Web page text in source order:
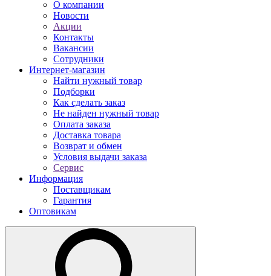
О компании
Новости
Акции
Контакты
Вакансии
Сотрудники
Интернет-магазин
Найти нужный товар
Подборки
Как сделать заказ
Не найден нужный товар
Оплата заказа
Доставка товара
Возврат и обмен
Условия выдачи заказа
Сервис
Информация
Поставщикам
Гарантия
Оптовикам